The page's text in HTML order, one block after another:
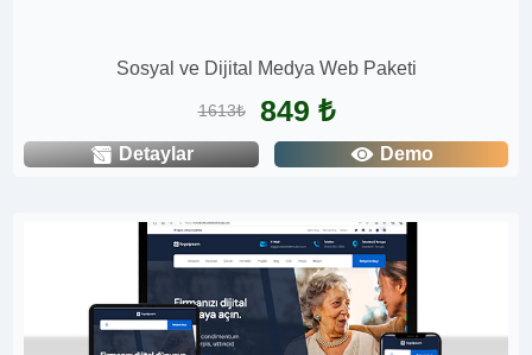
Sosyal ve Dijital Medya Web Paketi
1613₺ 849 ₺
Detaylar Demo